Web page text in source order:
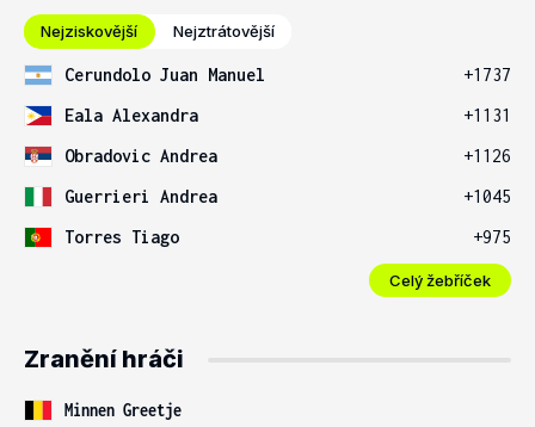
Nejziskovější Nejztrátovější
Cerundolo Juan Manuel
+1737
Eala Alexandra
+1131
Obradovic Andrea
+1126
Guerrieri Andrea
+1045
Torres Tiago
+975
Celý žebříček
Zranění hráči
Minnen Greetje